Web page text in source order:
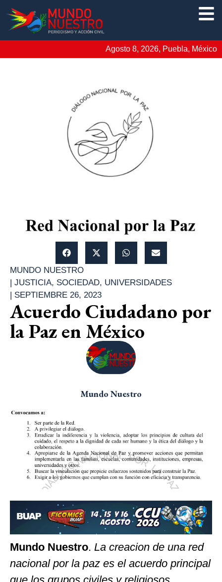
Agosto 8, 2026, Puebla, México
MUNDO NUESTRO
| JUSTICIA, SOCIEDAD, UNIVERSIDADES
| SEPTIEMBRE 26, 2023
Acuerdo Ciudadano por
la Paz en México
Mundo Nuestro
Mundo Nuestro. La creacion de una red
nacional por la paz es el acuerdo principal